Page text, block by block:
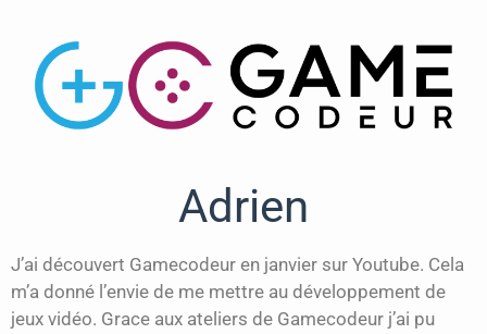
Adrien
J’ai découvert Gamecodeur en janvier sur Youtube. Cela
m’a donné l’envie de me mettre au développement de
jeux vidéo. Grace aux ateliers de Gamecodeur j’ai pu